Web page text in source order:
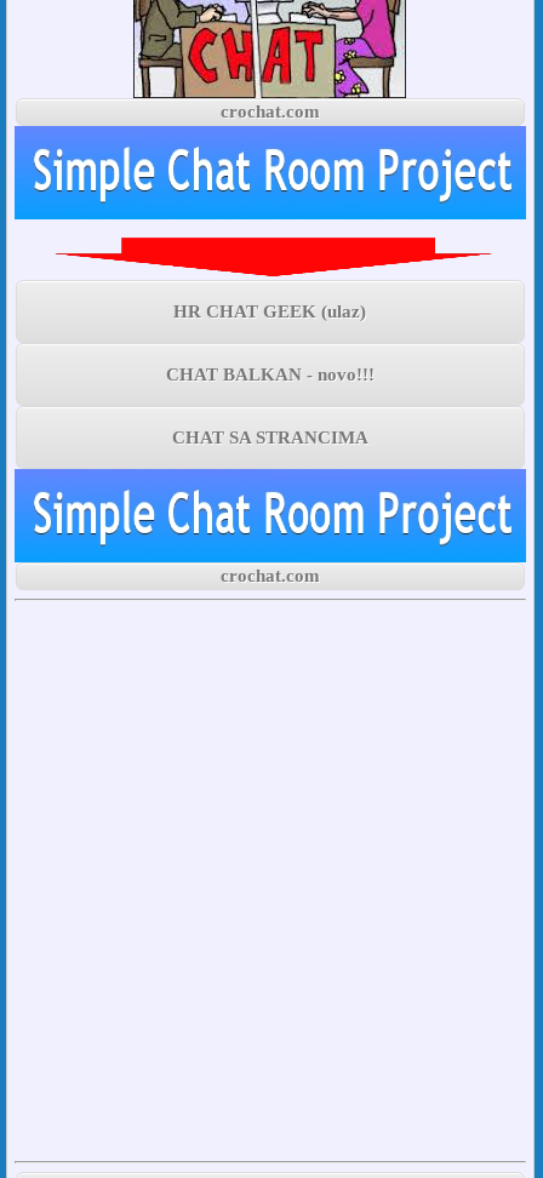
crochat.com
HR CHAT GEEK (ulaz)
CHAT BALKAN - novo!!!
CHAT SA STRANCIMA
crochat.com